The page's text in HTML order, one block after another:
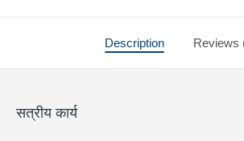
Description Reviews
सत्रीय कार्य